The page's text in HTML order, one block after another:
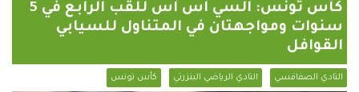
ألبومات الصور
أخبار متفرقة
البرامج
كأس تونس: السي آس آس للقب الرابع في 5
سنوات ومواجهتان في المتناول للسيابي
القوافل
النادي الصفاقسي النادي الرياضي البنزرتي كأس تونس